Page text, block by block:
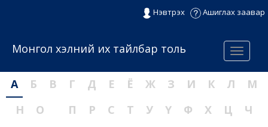
Нэвтрэх Ашиглах заавар
Menu
Монгол хэлний их тайлбар толь
А Б В Г Д Е Ё Ж З И К Л
М
Н
О П Р С Т У Ү Ф Х Ц
Ч